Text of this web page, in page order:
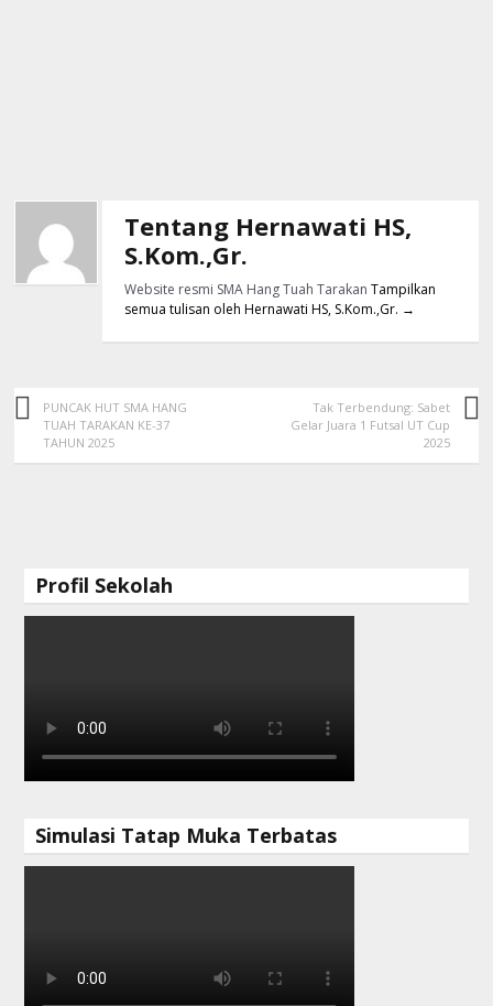
Tentang Hernawati HS,
S.Kom.,Gr.
Website resmi SMA Hang Tuah TarakanTampilkan
semua tulisan oleh Hernawati HS, S.Kom.,Gr. →
PUNCAK HUT SMA HANG
TUAH TARAKAN KE-37
TAHUN 2025
Tak Terbendung: Sabet
Gelar Juara 1 Futsal UT Cup
2025
Profil Sekolah
Simulasi Tatap Muka Terbatas